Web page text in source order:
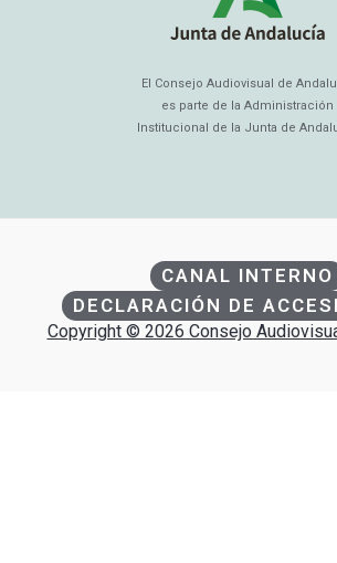
El Consejo Audiovisual de
es parte de la Administración
Institucional de la Junta de
CANAL INTERNO
DECLARACIÓN DE
Copyright © 2026 Consejo